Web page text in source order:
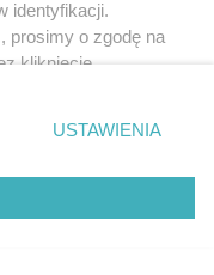
identyfikacji.
prosimy o zgodę na
kliknięcie
prywatności
strony
zgody
się takiemu
zastosowanie tylko
USTAWIENIA